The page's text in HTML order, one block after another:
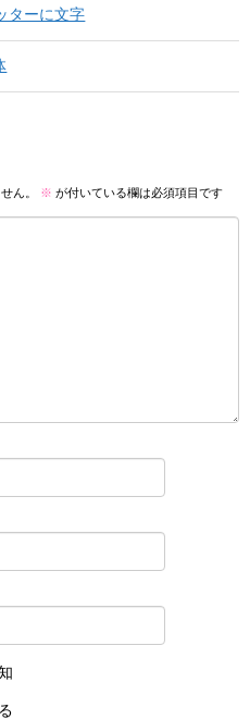
ターに文字
ん。 ※ が付いている欄は必須項目です